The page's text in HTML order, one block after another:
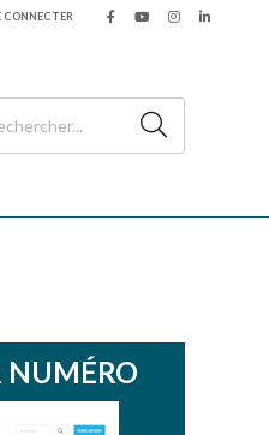
CONNECTER
NUMÉRO